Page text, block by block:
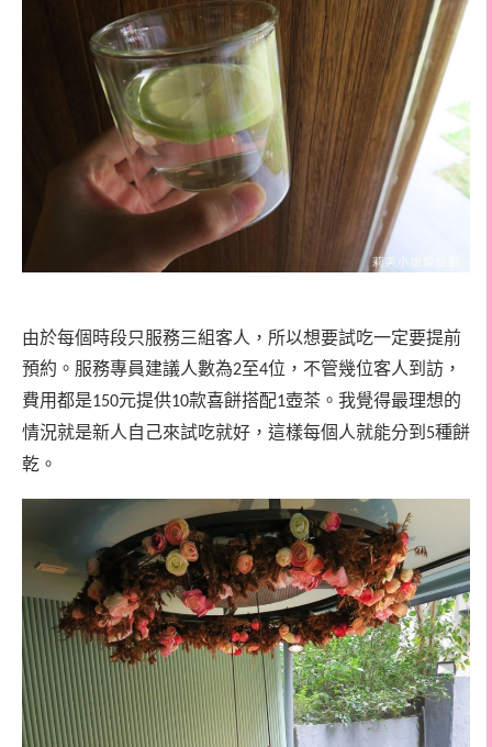
由於每個時段只服務三組客人，所以想要試吃一定要提前
預約。服務專員建議人數為2至4位，不管幾位客人到訪，
費用都是150元提供10款喜餅搭配1壺茶。我覺得最理想的
情況就是新人自己來試吃就好，這樣每個人就能分到 5種餅
乾。